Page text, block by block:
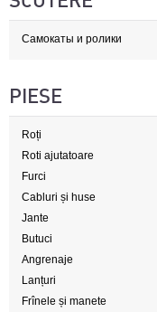
Самокаты и ролики
PIESE
Roți
Roti ajutatoare
Furci
Cabluri și huse
Jante
Butuci
Angrenaje
Lanțuri
Frînele și manete